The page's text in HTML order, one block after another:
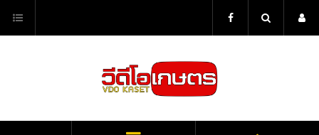
content